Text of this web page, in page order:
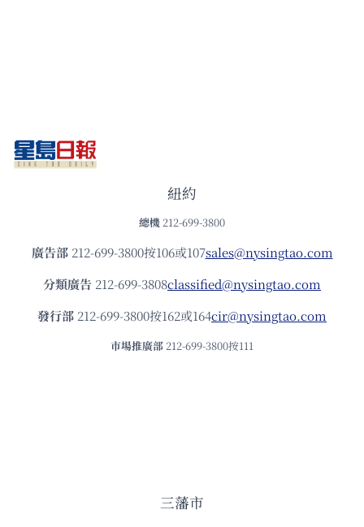
紐約
總機 212-699-3800
廣告部212-699-3800按106或107sales@nysingtao.com
分類廣告 212-699-3808classified@nysingtao.com
發⾏部 212-699-3800按162或164cir@nysingtao.com
市場推廣部 212-699-3800按111
三藩市